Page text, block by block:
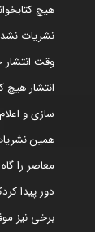
هیچ
نشریات
وقت انتشار
انتشار
سازی و
همین
معاصر را
دور پیدا
برخی نیز